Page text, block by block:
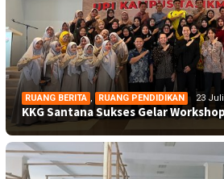
RUANG BERITA , RUANG PENDIDIKAN 23
KKG Santana Sukses Gelar